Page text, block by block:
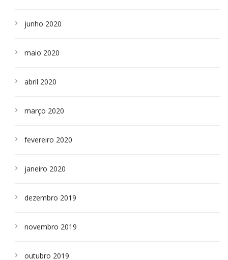
junho 2020
maio 2020
abril 2020
março 2020
fevereiro 2020
janeiro 2020
dezembro 2019
novembro 2019
outubro 2019